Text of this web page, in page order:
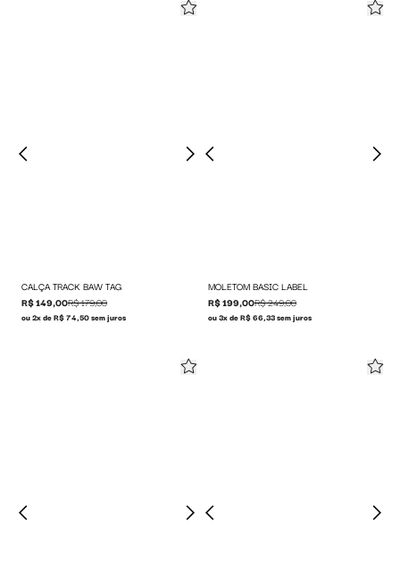
CALÇA TRACK BAW TAG
R$ 149,00R$ 179,00
ou 2x de R$ 74,50 sem juros
MOLETOM BASIC LABEL
R$ 199,00R$ 249,00
ou 3x de R$ 66,33 sem juros